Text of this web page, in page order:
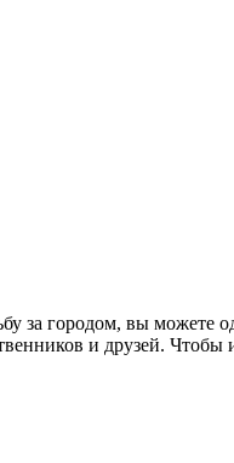
за городом, вы
и друзей.